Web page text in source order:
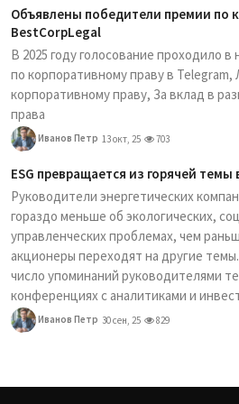
Объявлены победители премии по
BestCorpLegal
В 2025 году голосование проходило
по корпоративному праву в Telegram,
корпоративному праву, За вклад в
права
Иванов Петр 13 окт, 25 703
ESG превращается из горячей
Руководители энергетических
гораздо меньше об экологических,
управленческих проблемах, чем
акционеры переходят на другие
число упоминаний руководителями
конференциях с аналитиками и
Иванов Петр 30 сен, 25 829